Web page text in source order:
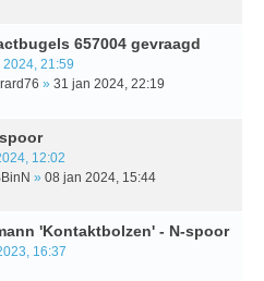
657004 gevraagd
21:59
» 31 jan 2024, 22:19
12:02
» 08 jan 2024, 15:44
'Kontaktbolzen' - N-spoor
16:37